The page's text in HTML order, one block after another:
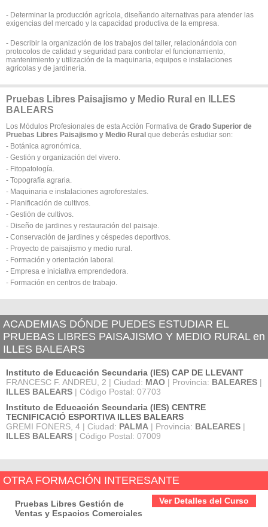
- Determinar la producción agrícola, diseñando alternativas para atender las
exigencias del mercado y la capacidad productiva de la empresa.
- Describir la organización de los trabajos del taller, relacionándola con
protocolos de calidad y seguridad para controlar el funcionamiento,
mantenimiento y utilización de la maquinaria, equipos e instalaciones
agrícolas y de jardinería.
Pruebas Libres Paisajismo y Medio Rural en ILLES
BALEARS
Los Módulos Profesionales de esta Acción Formativa de Grado Superior de
Pruebas Libres Paisajismo y Medio Rural que deberás estudiar son:
- Botánica agronómica.
- Gestión y organización del vivero.
- Fitopatología.
- Topografía agraria.
- Maquinaria e instalaciones agroforestales.
- Planificación de cultivos.
- Gestión de cultivos.
- Diseño de jardines y restauración del paisaje.
- Conservación de jardines y céspedes deportivos.
- Proyecto de paisajismo y medio rural.
- Formación y orientación laboral.
- Empresa e iniciativa emprendedora.
- Formación en centros de trabajo.
ACADEMIAS DÓNDE PUEDES ESTUDIAR EL
PRUEBAS LIBRES PAISAJISMO Y MEDIO RURAL en
ILLES BALEARS
Instituto de Educación Secundaria (IES) CAP DE LLEVANT
FRANCESC F. ANDREU, 2 | Ciudad: MAO | Provincia: BALEARES |
ILLES BALEARS | Código Postal: 07703
Instituto de Educación Secundaria (IES) CENTRE
TECNIFICACIÓ ESPORTIVA ILLES BALEARS
GREMI FONERS, 4 | Ciudad: PALMA | Provincia: BALEARES |
ILLES BALEARS | Código Postal: 07009
OTRA FORMACIÓN INTERESANTE
Ver Detalles del Curso
Pruebas Libres Gestión de
Ventas y Espacios Comerciales